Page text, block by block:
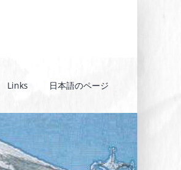
Links 日本語のページ